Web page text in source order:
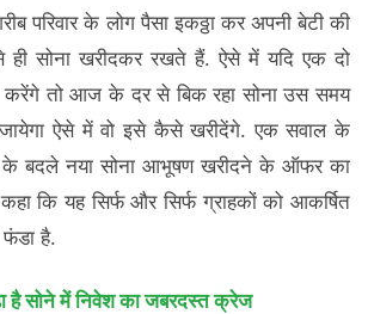
परिवार के लोग पैसा इकठ्ठा कर अपनी बेटी की
ही सोना खरीदकर रखते हैं. ऐसे में यदि एक दो
करेंगे तो आज के दर से बिक रहा सोना उस समय
ऐसे में वो इसे कैसे खरीदेंगे. एक सवाल के
के बदले नया सोना आभूषण खरीदने के ऑफर का
कि यह सिर्फ और सिर्फ ग्राहकों को आकर्षित
फंडा है.
है सोने में निवेश का जबरदस्त क्रेज